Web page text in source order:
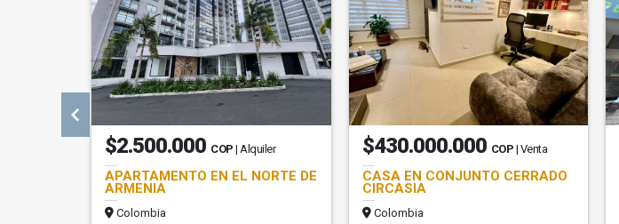
$2.500.000 COP | Alquiler
APARTAMENTO EN EL NORTE DE
ARMENIA
Colombia
$430.000.000 COP | Venta
CASA EN CONJUNTO CERRADO
CIRCASIA
Colombia